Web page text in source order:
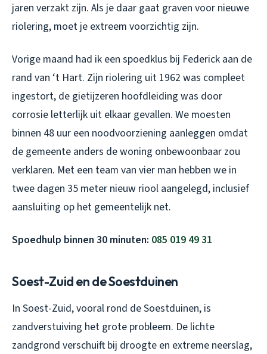
jaren verzakt zijn. Als je daar gaat graven voor nieuwe
riolering, moet je extreem voorzichtig zijn.
Vorige maand had ik een spoedklus bij Federick aan de
rand van ‘t Hart. Zijn riolering uit 1962 was compleet
ingestort, de gietijzeren hoofdleiding was door
corrosie letterlijk uit elkaar gevallen. We moesten
binnen 48 uur een noodvoorziening aanleggen omdat
de gemeente anders de woning onbewoonbaar zou
verklaren. Met een team van vier man hebben we in
twee dagen 35 meter nieuw riool aangelegd, inclusief
aansluiting op het gemeentelijk net.
Spoedhulp binnen 30 minuten: 085 019 49 31
Soest-Zuid en de Soestduinen
In Soest-Zuid, vooral rond de Soestduinen, is
zandverstuiving het grote probleem. De lichte
zandgrond verschuift bij droogte en extreme neerslag,